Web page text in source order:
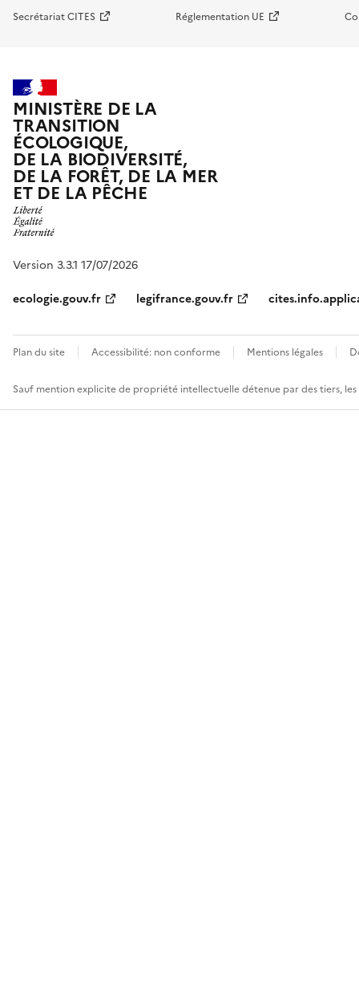
Secrétariat CITES Réglementation UE
MINISTÈRE DE LA
TRANSITION
ÉCOLOGIQUE,
DE LA BIODIVERSITÉ,
DE LA FORÊT, DE LA MER
ET DE LA PÊCHE
Version 3.3.1 17/07/2026
ecologie.gouv.fr
legifrance.gouv.fr
Plan du site Accessibilité: non conforme Mentions légales
Sauf mention explicite de propriété intellectuelle détenue par des tiers,